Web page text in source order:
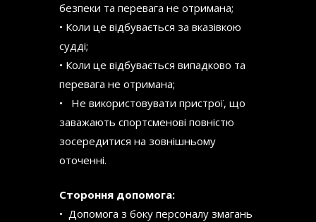
безпеки та перевага не отримана;
• Коли це відбувається за вказівкою
судді;
• Коли це відбувається випадково та
перевага не отримана;
• Не використовувати пристрої, що
заважають спортсменові повністю
зосередитися на зовнішньому
оточенні.
Стороння допомога:
• Допомога з боку персоналу змагань